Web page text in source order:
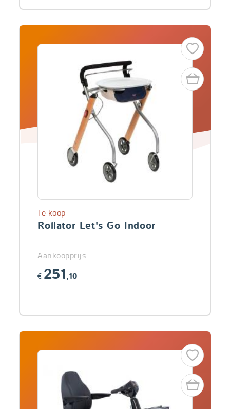
Rollator Let's Go Indoor
Te koop
Aankoopprijs
€ 251,10